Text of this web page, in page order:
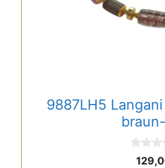
9887LH5